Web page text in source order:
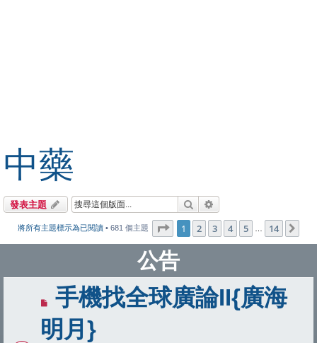
中藥
發表主題 搜尋
將所有主題標示為已閱讀 • 681 個主題 1 頁 (共14 頁)
1 2 3 4 5 14
公告
手機找全球廣論II{廣海
明月}